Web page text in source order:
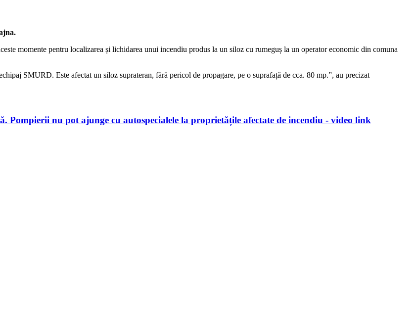
momente pentru localizarea și lichidarea unui incendiu produs la un siloz cu rumeguș la un operator economic din comuna
SMURD. Este afectat un siloz suprateran, fără pericol de propagare, pe o suprafață de cca. 80 mp.”, au precizat
Pompierii nu pot ajunge cu autospecialele la proprietățile afectate de incendiu - video link